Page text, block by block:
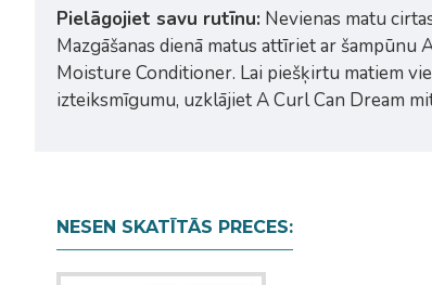
Pielāgojiet savu rutīnu: Nevienas matu
Mazgāšanas dienā matus attīriet ar
Moisture Conditioner. Lai piešķirtu matiem
izteiksmīgumu, uzklājiet A Curl Can Dream
NESEN SKATĪTĀS PRECES: